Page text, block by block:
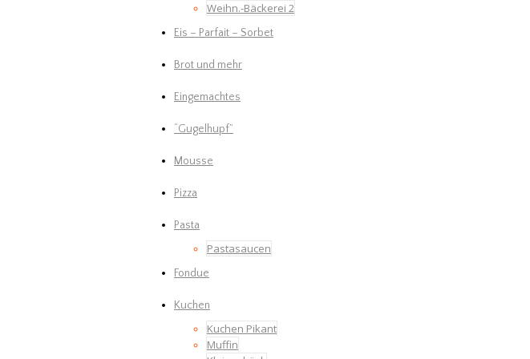
Weihn.-Bäckerei 2
Eis – Parfait – Sorbet
Brot und mehr
Eingemachtes
“Gugelhupf”
Mousse
Pizza
Pasta
Pastasaucen
Fondue
Kuchen
Kuchen Pikant
Muffin